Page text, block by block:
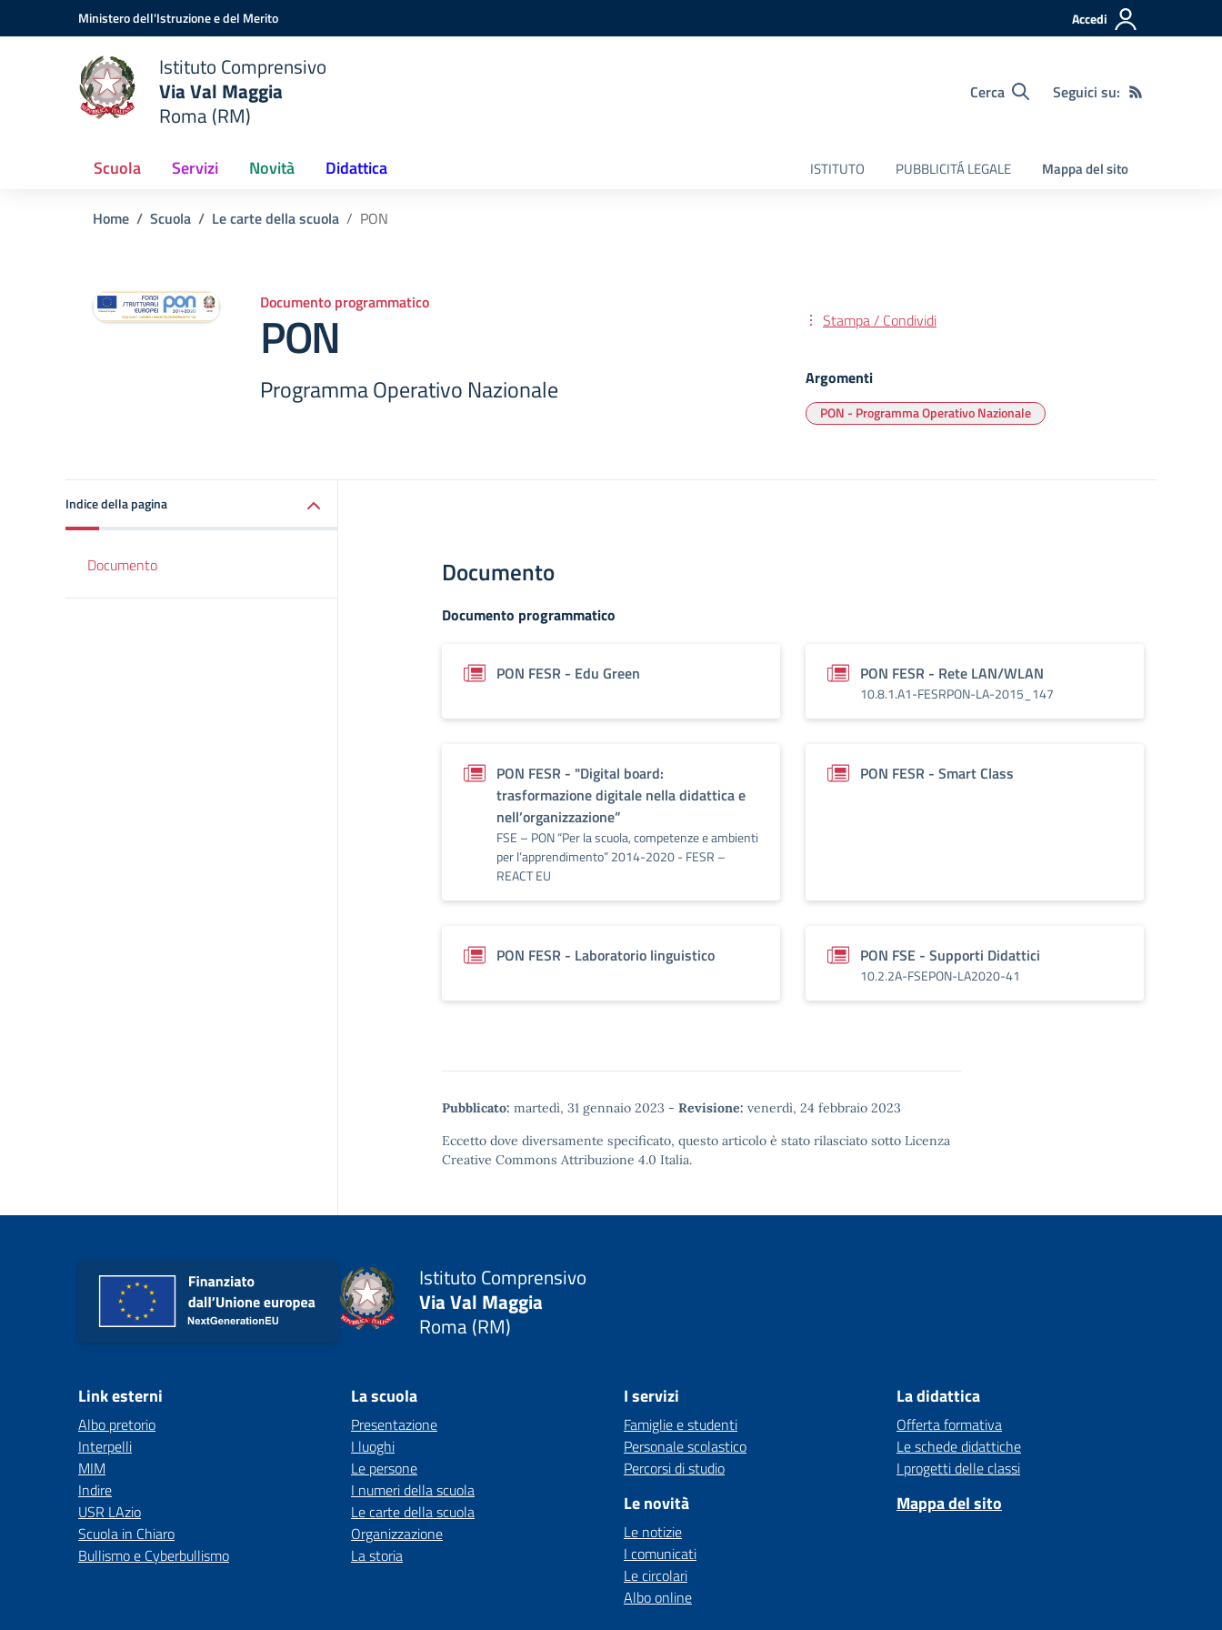
Vai ai contenuti
Vai al menu di navigazioneMinistero dell'Istruzione e del Merito Accedi
Istituto Comprensivo
Via Val Maggia
Roma (RM)
Cerca Seguici su:
Scuola Servizi Novità Didattica ISTITUTO PUBBLICITÁ LEGALE Mappa del sito
Home Scuola Le carte della scuola PON
Documento programmatico
PON
Programma Operativo Nazionale
Stampa / Condividi
Argomenti
PON - Programma Operativo Nazionale
Indice della pagina
Documento Documento
Documento programmatico
PON FESR - Edu Green PON FESR - Rete LAN/WLAN
10.8.1.A1-FESRPON-LA-2015_147
PON FESR - "Digital board:
trasformazione digitale nella didattica e
nell’organizzazione”
FSE – PON “Per la scuola, competenze e ambienti
per l’apprendimento” 2014-2020 - FESR –
REACT EU
PON FESR - Smart Class
PON FESR - Laboratorio linguistico PON FSE - Supporti Didattici
10.2.2A-FSEPON-LA2020-41
Pubblicato: martedì, 31 gennaio 2023 - Revisione: venerdì, 24 febbraio 2023
Eccetto dove diversamente specificato, questo articolo è stato rilasciato sotto Licenza
Creative Commons Attribuzione 4.0 Italia.
Istituto Comprensivo
Via Val Maggia
Roma (RM)
Link esterni
Albo pretorio
Interpelli
MIM
Indire
USR LAzio
Scuola in Chiaro
Bullismo e Cyberbullismo
La scuola
Presentazione
I luoghi
Le persone
I numeri della scuola
Le carte della scuola
Organizzazione
La storia
I servizi
Famiglie e studenti
Personale scolastico
Percorsi di studio
Le novità
Le notizie
I comunicati
Le circolari
Albo online
La didattica
Offerta formativa
Le schede didattiche
I progetti delle classi
Mappa del sito